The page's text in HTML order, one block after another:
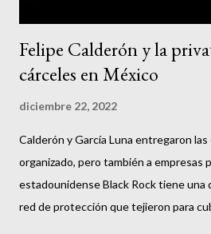
Felipe Calderón y la
cárceles en México
diciembre 22, 2022
Calderón y García Luna entregaron las
organizado, pero también a empresas
estadounidense Black Rock tiene una
red de protección que tejieron para